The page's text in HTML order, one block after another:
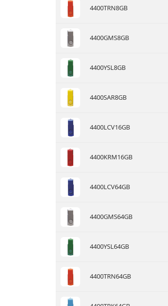
4400TRN8GB
4400GMS8GB
4400YSL8GB
4400SAR8GB
4400LCV16GB
4400KRM16GB
4400LCV64GB
4400GMS64GB
4400YSL64GB
4400TRN64GB